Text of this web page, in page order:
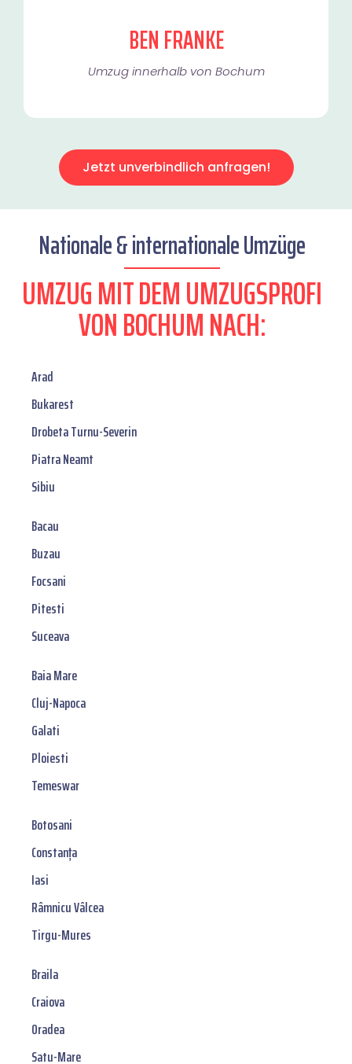
BEN FRANKE
Umzug innerhalb von Bochum​
Jetzt unverbindlich anfragen!
Nationale & internationale Umzüge
UMZUG MIT DEM UMZUGSPROFI
VON BOCHUM NACH:
Arad
Bukarest
Drobeta Turnu-Severin
Piatra Neamt
Sibiu
Bacau
Buzau
Focsani
Pitesti
Suceava
Baia Mare
Cluj-Napoca
Galati
Ploiesti
Temeswar
Botosani
Constanța
Iasi
Râmnicu Vâlcea
Tirgu-Mures
Braila
Craiova
Oradea
Satu-Mare